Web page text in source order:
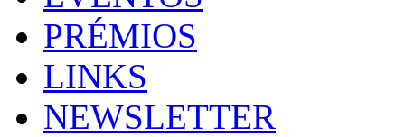
PRÉMIOS
LINKS
NEWSLETTER